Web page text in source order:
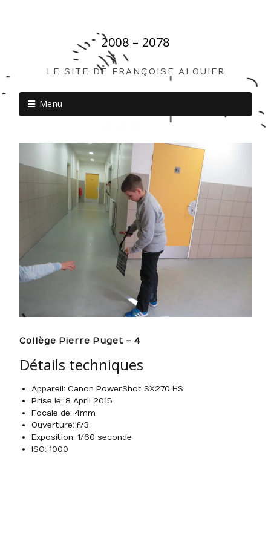
2008 – 2078
LE SITE DE FRANÇOISE ALQUIER
Menu
Collège Pierre Puget – 4
Détails techniques
Appareil : Canon PowerShot SX270 HS
Prise le : 8 April 2015
Focale de : 4mm
Ouverture : f/3
Exposition : 1/60 seconde
ISO : 1000